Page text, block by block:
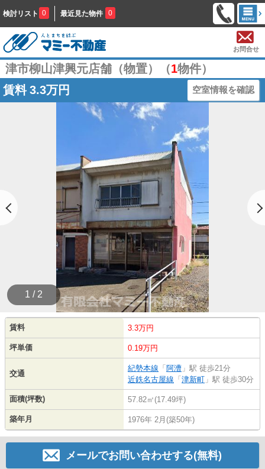
検討リスト 0 最近見た物件 0
お問合せ
津市柳山津興元店舗（物置）（1物件）
賃料 3.3万円 空室情報を確認
1 / 2
賃料 3.3万円
坪単価 0.19万円
交通
紀勢本線 「 阿漕 」駅 徒歩21分
近鉄名古屋線 「 津新町 」駅 徒歩30分
面積(坪数) 57.82㎡(17.49坪)
築年月 1976年 2月(築50年)
メールでお問い合わせする(無料)